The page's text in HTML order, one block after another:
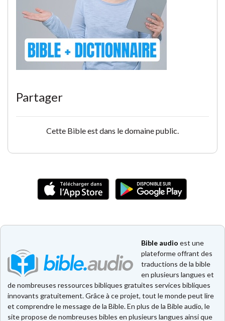
Partager
Cette Bible est dans le domaine public.
Bible audio est une
plateforme offrant des
traductions de la bible
en plusieurs langues et
de nombreuses ressources bibliques gratuites services bibliques
innovants gratuitement. Grâce à ce projet, tout le monde peut lire
et comprendre le message de la Bible. En plus de la Bible audio, le
site propose de nombreuses bibles en plusieurs langues ainsi que